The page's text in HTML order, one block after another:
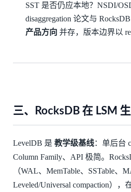
SST 是否仍应本地？NSDI/
disaggregation 论文与
产品方向 并存，版本边界以
三、RocksDB 在 LSM
LevelDB 是 教学级基线：单后台
Column Family、API 极简。
（WAL、MemTable、SSTable、
Leveled/Universal compaction）